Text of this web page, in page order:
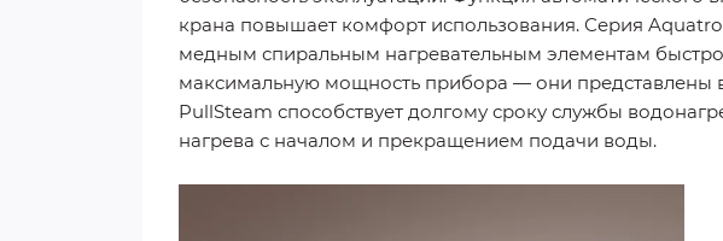
крана повышает комфорт использования. Серия
медным спиральным нагревательным элементам
максимальную мощность прибора — они представлены
PullSteam способствует долгому сроку службы
нагрева с началом и прекращением подачи воды.